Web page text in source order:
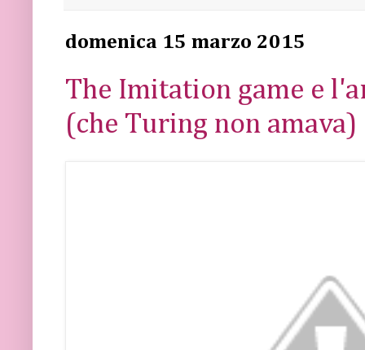
domenica 15 marzo 2015
The Imitation game e
(che Turing non amava)